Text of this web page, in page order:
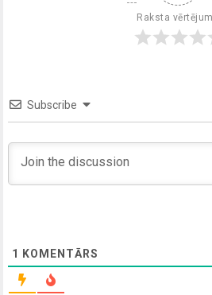
Raksta
Subscribe
1 KOMENTĀRS